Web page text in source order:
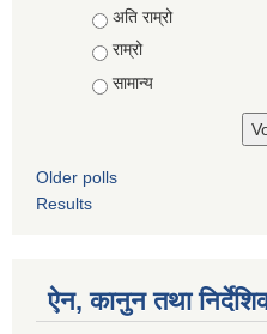
Choices
अति राम्रो
राम्रो
सामान्य
Older polls
Results
ऐन, कानुन तथा